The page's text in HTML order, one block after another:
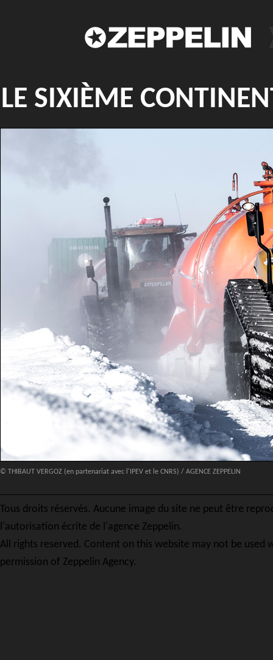
LE SIXIÈME
© THIBAUT VERGOZ (en partenariat avec l'IPEV et le CNRS) / AGENCE ZEPPELIN
Tous droits réservés. Aucune image du site ne peut être
l'autorisation écrite de l'agence Zeppelin.
All rights reserved. Content on this website may not be used
permission of Zeppelin Agency.